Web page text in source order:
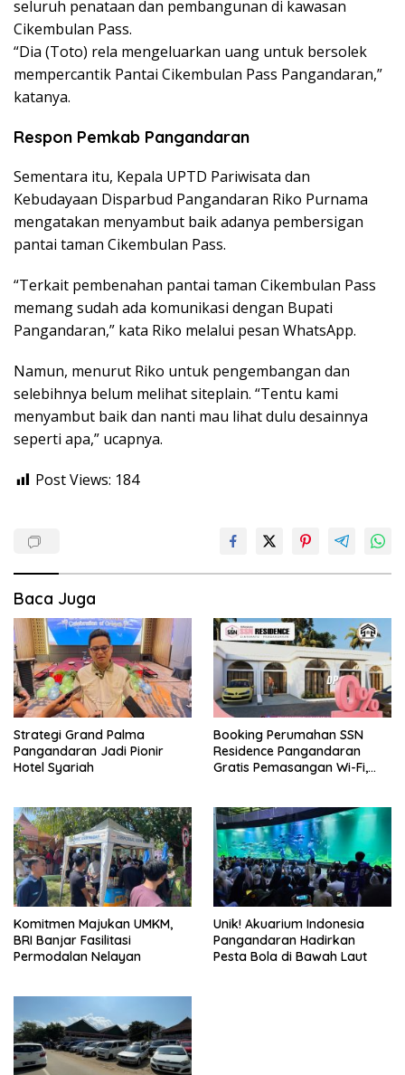
seluruh penataan dan pembangunan di kawasan
Cikembulan Pass.
“Dia (Toto) rela mengeluarkan uang untuk bersolek
mempercantik Pantai Cikembulan Pass Pangandaran,”
katanya.
Respon Pemkab Pangandaran
Sementara itu, Kepala UPTD Pariwisata dan
Kebudayaan Disparbud Pangandaran Riko Purnama
mengatakan menyambut baik adanya pembersigan
pantai taman Cikembulan Pass.
“Terkait pembenahan pantai taman Cikembulan Pass
memang sudah ada komunikasi dengan Bupati
Pangandaran,” kata Riko melalui pesan WhatsApp.
Namun, menurut Riko untuk pengembangan dan
selebihnya belum melihat siteplain. “Tentu kami
menyambut baik dan nanti mau lihat dulu desainnya
seperti apa,” ucapnya.
Post Views: 184
Baca Juga
Strategi Grand Palma
Pangandaran Jadi Pionir
Hotel Syariah
Booking Perumahan SSN
Residence Pangandaran
Gratis Pemasangan Wi-Fi,
Komitmen Majukan UMKM,
BRI Banjar Fasilitasi
Permodalan Nelayan
Unik! Akuarium Indonesia
Pangandaran Hadirkan
Pesta Bola di Bawah Laut